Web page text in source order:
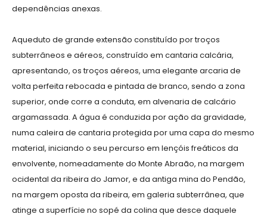
dependências anexas.
Aqueduto de grande extensão constituído por troços
subterrâneos e aéreos, construído em cantaria calcária,
apresentando, os troços aéreos, uma elegante arcaria de
volta perfeita rebocada e pintada de branco, sendo a zona
superior, onde corre a conduta, em alvenaria de calcário
argamassada. A água é conduzida por ação da gravidade,
numa caleira de cantaria protegida por uma capa do mesmo
material, iniciando o seu percurso em lençóis freáticos da
envolvente, nomeadamente do Monte Abraão, na margem
ocidental da ribeira do Jamor, e da antiga mina do Pendão,
na margem oposta da ribeira, em galeria subterrânea, que
atinge a superfície no sopé da colina que desce daquele